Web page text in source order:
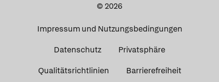
© 2026
Impressum und Nutzungsbedingungen
Datenschutz Privatsphäre
Qualitätsrichtlinien Barrierefreiheit